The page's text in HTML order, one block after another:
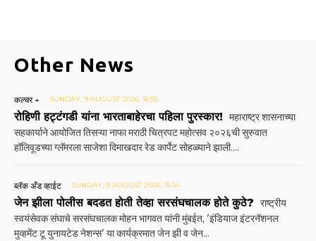
Other News
कल्चर + SUNDAY, 9 AUGUST 2026, 16:55
रोहिणी हट्टंगडी यांना भारताबाहेरचा पहिला पुरस्कार! महाराष्ट्र शासनाच्या
सहकार्याने आयोजित तिसऱ्या नाफा मराठी चित्रपट महोत्सव २०२६ची सुरुवात
हॉलिवूडच्या ग्लॅमरला साजेशा दिमाखदार रेड कार्पेट सोहळ्याने झाली....
ब्लॅक अँड व्हाईट SUNDAY, 9 AUGUST 2026, 15:14
जेन झीला पोलीस बदडत होती तेव्हा सरसंघचालक होते कुठे? राष्ट्रीय
स्वयंसेवक संघाचे सरसंघचालक मोहन भागवत यांनी मुंबईत, 'इंडियाज इंटरनॅशनल
मुव्हमेंट टू युनायटेड नेशन्स' या कार्यक्रमात जेन झी व जेन...